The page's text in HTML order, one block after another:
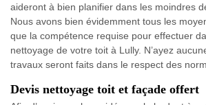
aideront à bien planifier dans les moindres
Nous avons bien évidemment tous les
que la compétence requise pour effectuer
nettoyage de votre toit à Lully. N’ayez
travaux seront faits dans le respect des
Devis nettoyage toit et façade offert